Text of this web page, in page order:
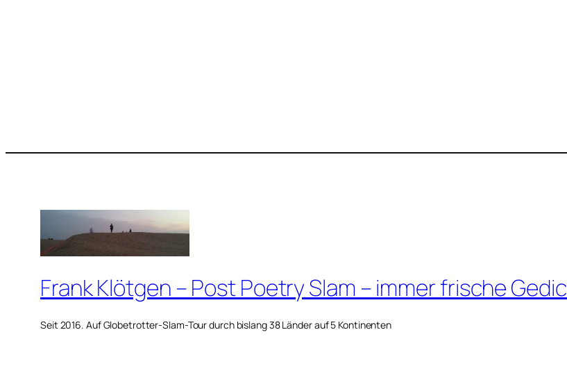
Frank Klötgen – Post Poetry Slam – immer frische
Seit 2016. Auf Globetrotter-Slam-Tour durch bislang 38 Länder auf 5 Kontinenten